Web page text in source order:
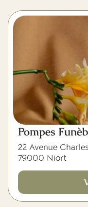
Pompes
22 Avenue
79000 Niort